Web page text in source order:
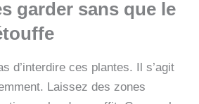
garder sans que le
d’interdire ces plantes. Il s’agit
Laissez des zones